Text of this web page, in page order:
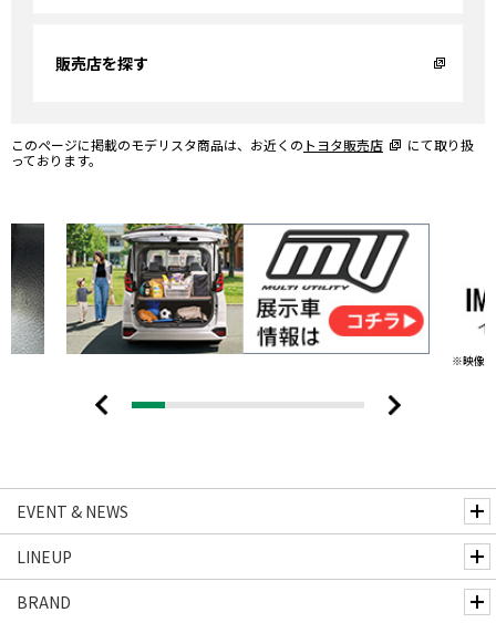
販売店を探す
このページに掲載のモデリスタ商品は、お近くの トヨタ販売店
にて取り扱
っております。
※映像
EVENT & NEWS
LINEUP
BRAND